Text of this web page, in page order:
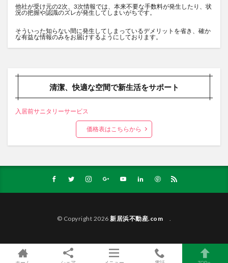
他社が受け元の2次、3次情報では、本来不要な手数料が発生したり、状
況の把握や認識のズレが発生してしまいがちです。
そういった知らない間に発生してしまっているデメリットを省き、確か
な有益な情報のみをお届けするようにしております。
清潔、快適な空間で新生活をサポート
入居前サニタリーサービス
価格表はこちらから
© Copyright 2026新居浜不動産.com